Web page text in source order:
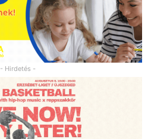
- Hirdetés -